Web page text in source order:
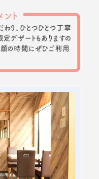
ント
り、ひとつひとつ丁寧
定デザートもありますの
顔の時間にぜひご利用